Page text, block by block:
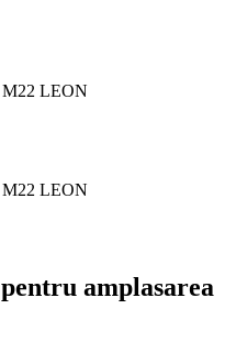
M22 LEON
M22 LEON
amplasarea